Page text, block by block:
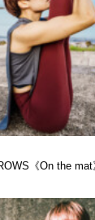
《On the mat